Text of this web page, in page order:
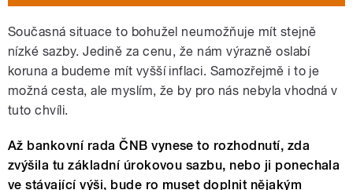
Současná situace to bohužel neumožňuje mít stejně
nízké sazby. Jedině za cenu, že nám výrazně oslabí
koruna a budeme mít vyšší inflaci. Samozřejmě i to je
možná cesta, ale myslím, že by pro nás nebyla vhodná v
tuto chvíli.
Až bankovní rada ČNB vynese to rozhodnutí, zda
zvýšila tu základní úrokovou sazbu, nebo ji ponechala
ve stávající výši, bude ro muset doplnit nějakým